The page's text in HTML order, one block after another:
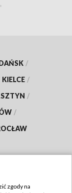
/
KIELCE /
/
/
zgody na